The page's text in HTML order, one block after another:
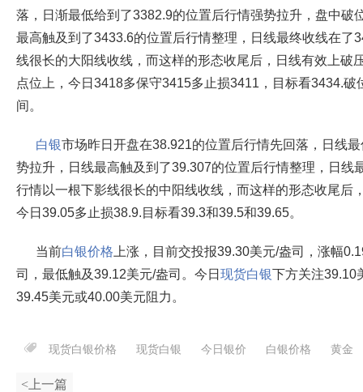
落，日渐最低给到了3382.9的位置后行情强势拉升，盘中破
最高触及到了3433.6的位置后行情整理，日线最终收线在了
线很长的大阳线收线，而这样的形态收尾后，日线有效上破
点位上，今日3418多保守3415多止损3411，目标看3434.
间。
白银市场昨日开盘在38.921的位置后行情先回落，日线
势拉升，日线最高触及到了39.307的位置后行情整理，日线
行情以一根下影线很长的中阳线收线，而这样的形态收尾后
今日39.05多止损38.9.目标看39.3和39.5和39.65。
当前白银价格 上涨，目前交投报39.30美元/盎司，涨幅
司，最低触及39.12美元/盎司。今日 现货白银下方关注39.10
39.45美元或40.00美元阻力。
现货白银价格 现货白银 今日银价 白银价格 黄金
<上一篇